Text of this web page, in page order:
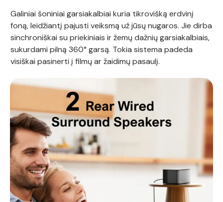
Galiniai šoniniai garsiakalbiai kuria tikrovišką erdvinį
foną, leidžiantį pajusti veiksmą už jūsų nugaros. Jie dirba
sinchroniškai su priekiniais ir žemų dažnių garsiakalbiais,
sukurdami pilną 360° garsą. Tokia sistema padeda
visiškai pasinerti į filmų ar žaidimų pasaulį.